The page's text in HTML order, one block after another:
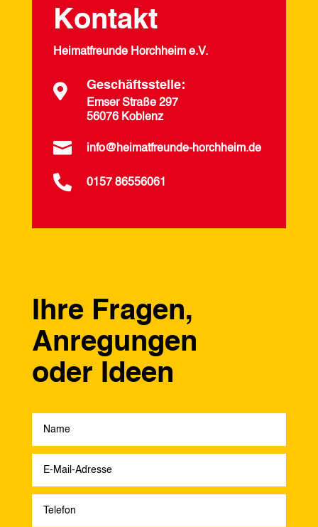
Kontakt
Heimatfreunde Horchheim e.V.
 Geschäftsstelle:
Emser Straße 297
56076 Koblenz
 info@heimatfreunde-horchheim.de
 0157 86556061
Ihre Fragen,
Anregungen
oder Ideen